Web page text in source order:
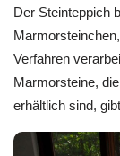
Der Steinteppich
Verfahren
Marmorsteine,
erhältlich sind,